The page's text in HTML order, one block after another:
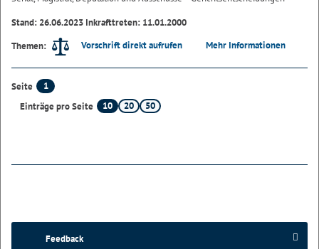
Stand: 26.06.2023 Inkrafttreten: 11.01.2000
Themen:
Vorschrift direkt aufrufen Mehr Informationen
Seite
1
Einträge pro Seite
10 20 50
Feedback